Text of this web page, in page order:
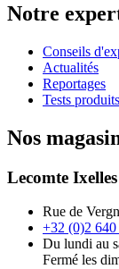
Notre
Conseils
Actualités
Reportages
Tests produits
Nos
Lecomte Ixelles
Rue de
+32 (0)2
Du lundi au
Fermé les